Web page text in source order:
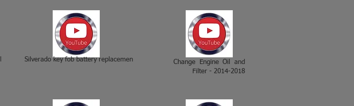
Silverado key fob battery replacemen
Change Engine Oil and
Filter - 2014-2018